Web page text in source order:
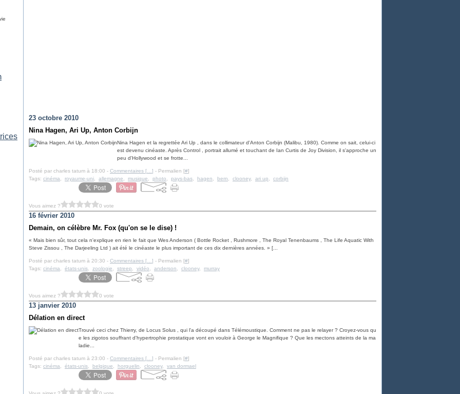
23 octobre 2010
Nina Hagen, Ari Up, Anton Corbijn
Nina Hagen et la regrettée Ari Up , dans le collimateur d'Anton Corbijn (Malibu, 1980). Comme on sait, celui-ci
est devenu cinéaste. Après Control , portrait allumé et touchant de Ian Curtis de Joy Division, il s'approche un
peu d'Hollywood et se frotte...
Posté par charles tatum à 18:00 - Commentaires [ ] - Permalien [#]
Tags: cinéma royaume-uni allemagne musique photo pays-bas hagen bern clooney, ari up corbijn
Vous aimez ? 0 vote
16 février 2010
Demain, on célèbre Mr. Fox (qu'on se le dise) !
« Mais bien sûr, tout cela n'explique en rien le fait que Wes Anderson ( Bottle Rocket , Rushmore , The Royal Tenenbaums , The Life Aquatic With
Steve Zissou , The Darjeeling Ltd ) ait été le cinéaste le plus important de ces dix dernières années. » [...
Posté par charles tatum à 20:30 - Commentaires [ ] - Permalien [#]
Tags: cinéma états-unis zoologie streep vidéo anderson clooney, murray
Vous aimez ? 0 vote
13 janvier 2010
Délation en direct
Trouvé ceci chez Thierry, de Locus Solus , qui l'a découpé dans Télémoustique. Comment ne pas le relayer ? Croyez-vous qu
e les zigotos souffrant d'hypertrophie prostatique vont en vouloir à George le Magnifique ? Que les mectons atteints de la ma
ladie...
Posté par charles tatum à 23:00 - Commentaires [ ] - Permalien [#]
Tags: cinéma états-unis belgique horguelin clooney, van dormael